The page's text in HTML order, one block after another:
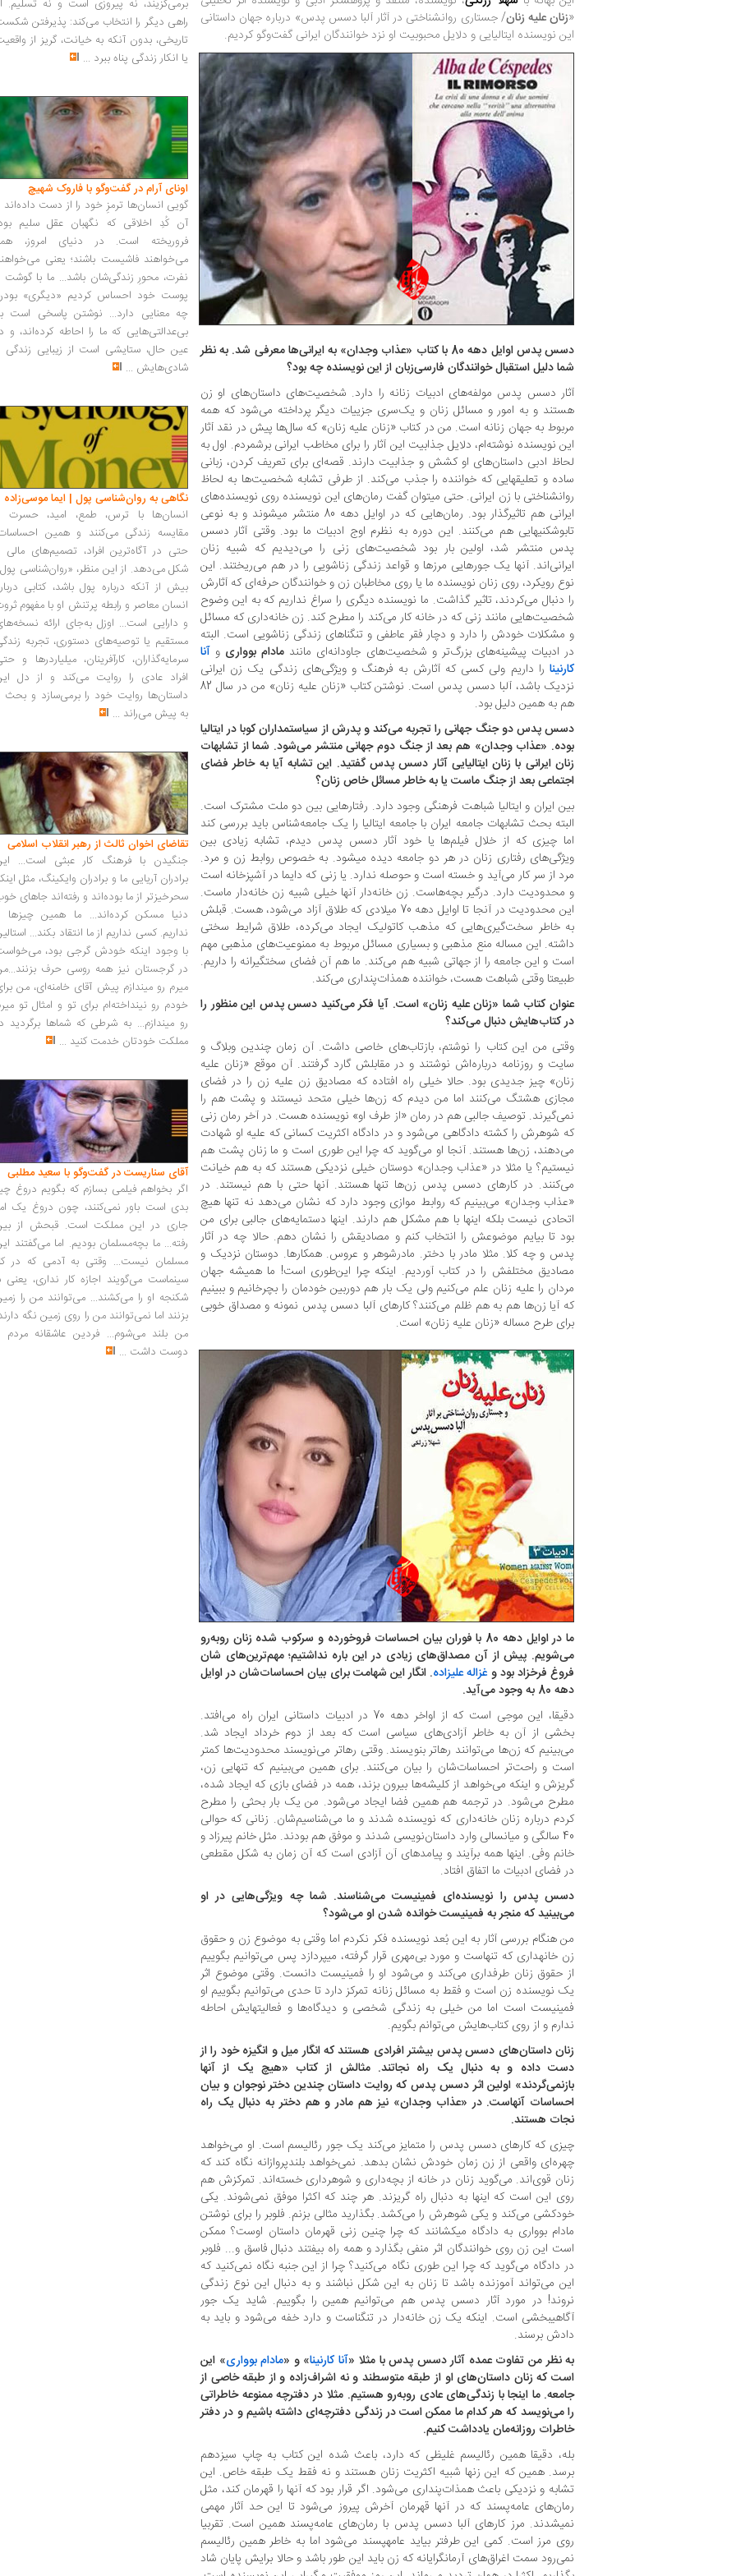
«زنان علیه زنان/ جستاری روانشناختی در آثار آلبا دسس پدس» درباره جهان داستانی
این نویسنده ایتالیایی و دلایل محبوبیت او نزد خوانندگان ایرانی گفت‌وگو کردیم.
دسس پدس اوایل دهه 80 با کتاب «عذاب وجدان» به ایرانی‌ها معرفی شد. به نظر
شما دلیل استقبال خوانندگان فارسی‌زبان از این نویسنده چه بود؟
آثار دسس پدس مولفه‌های ادبیات زنانه را دارد. شخصیت‌های‌ داستان‌های او زن‌
هستند و به امور و مسائل زنان و یک‌سری جزییات دیگر پرداخته می‌شود که همه
مربوط به جهان زنانه است. من در کتاب «زنان علیه زنان» که سال‌ها پیش در نقد آثار
این نویسنده نوشته‌ام، دلایل جذابیت این آثار را برای مخاطب ایرانی برشمردم. اول به
لحاظ ادبی داستان‌های او کشش و جذابیت دارند. قصه‌ای برای تعریف کردن، زبانی
ساده و تعلیق‏هایی که خواننده را جذب می‌کند. از طرفی تشابه شخصیت‌ها به لحاظ
روانشناختی با زن ایرانی. حتی می‏توان گفت رمان‌های این نویسنده روی نویسنده‌های
ایرانی هم تاثیرگذار بود. رمان‌هایی‌ که در اوایل دهه 80 منتشر می‏شوند و به نوعی
تابوشکنی‏هایی هم می‌کنند. این دوره به نظرم اوج ادبیات ما بود. وقتی آثار دسس
پدس منتشر شد، اولین ‌بار بود شخصیت‌های زنی را می‌دیدیم که شبیه زنان
ایرانی‌اند. آنها یک جورهایی مرزها و قواعد زندگی زناشویی را در هم می‌ریختند. این
نوع رویکرد، روی زنان نویسنده ما یا روی مخاطبان زن و خوانندگان حرفه‌ای که آثارش
را دنبال می‌کردند، تاثیر گذاشت. ما نویسنده دیگری را سراغ نداریم که به این وضوح
شخصیت‌هایی مانند زنی که در خانه کار می‌کند را مطرح کند. زن خانه‌داری که مسائل
و مشکلات خودش را دارد و دچار فقر عاطفی و تنگناهای زندگی زناشویی است. البته
در ادبیات پیشینه‌های بزرگ‌تر و شخصیت‌های جاودانه‌ای مانند مادام بوواری و آنا
کارنینا را داریم ولی کسی که آثارش به فرهنگ و ویژگی‌های زندگی یک زن ایرانی
نزدیک باشد، آلبا دسس پدس است. نوشتن کتاب «زنان علیه زنان» من در سال 82
هم به همین دلیل بود.
دسس پدس دو جنگ جهانی را تجربه می‌کند و پدرش از سیاستمداران کوبا در ایتالیا
بوده. «عذاب وجدان» هم بعد از جنگ دوم جهانی منتشر می‌شود. شما از تشابهات
زنان ایرانی با زنان ایتالیایی آثار دسس پدس گفتید. این تشابه آیا به خاطر فضای
اجتماعی بعد از جنگ ماست یا به خاطر مسائل خاص زنان؟
بین ایران و ایتالیا شباهت فرهنگی وجود دارد. رفتارهایی بین دو ملت مشترک است.
البته بحث تشابهات جامعه ایران با جامعه ایتالیا را یک جامعه‌شناس باید بررسی کند
اما چیزی که از خلال فیلم‌ها یا خود آثار دسس پدس دیدم، تشابه زیادی بین
ویژگی‌های رفتاری زنان در هر دو جامعه دیده می‏شود. به خصوص روابط زن و مرد.
مرد از سر کار می‌آید و خسته است و حوصله ندارد. یا زنی که دایما در آشپزخانه است
و محدودیت دارد. درگیر بچه‌هاست. زن خانه‌دار آنها خیلی شبیه زن خانه‌دار ماست.
این محدودیت در آنجا تا اوایل دهه 70 میلادی که طلاق آزاد می‌شود، هست. قبلش
به خاطر سخت‌گیری‌هایی که مذهب کاتولیک ایجاد می‌کرده، طلاق شرایط سختی
داشته. این مساله منع مذهبی و بسیاری مسائل مربوط به ممنوعیت‌های مذهبی مهم
است و این جامعه را از جهاتی شبیه هم می‌کند. ما هم آن فضای سختگیرانه را داریم.
طبیعتا وقتی شباهت هست، خواننده همذات‌پنداری می‌کند.
عنوان کتاب شما «زنان علیه زنان» است. آیا فکر می‌کنید دسس پدس این منظور را
در کتاب‌هایش دنبال می‌کند؟
وقتی من این کتاب را نوشتم، بازتاب‌های خاصی داشت. آن زمان چندین وبلاگ و
سایت و روزنامه درباره‌اش نوشتند و در مقابلش گارد گرفتند. آن موقع «زنان علیه
زنان» چیز جدیدی بود. حالا خیلی راه افتاده که مصادیق زن علیه زن را در فضای
مجازی هشتگ می‌کنند اما من دیدم که زن‌ها خیلی متحد نیستند و پشت هم را
نمی‌گیرند. توصیف جالبی هم در رمان «از طرف او» نویسنده هست. در آخر رمان زنی
که شوهرش را کشته دادگاهی می‌شود و در دادگاه اکثریت کسانی که علیه او شهادت
می‌دهند، زن‌ها هستند. آنجا او می‌گوید که چرا این ‌طوری است و ما زنان پشت هم
نیستیم؟ یا مثلا در «عذاب وجدان» دوستان خیلی نزدیکی هستند که به هم خیانت
می‌کنند. در کارهای دسس پدس زن‌ها تنها هستند. آنها حتی با هم نیستند. در
«عذاب وجدان» می‌بینیم که روابط موازی وجود دارد که نشان می‌دهد نه تنها هیچ
اتحادی نیست بلکه اینها با هم مشکل هم دارند. اینها دستمایه‌های جالبی برای من
بود تا بیایم موضوعش را انتخاب کنم و مصادیقش را نشان دهم. حالا چه در آثار
پدس و چه کلا. مثلا مادر با دختر. مادرشوهر و عروس. همکارها. دوستان نزدیک و
مصادیق مختلفش را در کتاب آوردیم. اینکه چرا این‌طوری است! ما همیشه جهان
مردان را علیه زنان علم می‌کنیم ولی یک ‌بار هم دوربین خودمان را بچرخانیم و ببینیم
که آیا زن‌ها هم به هم ظلم می‌کنند؟ کارهای آلبا دسس پدس نمونه و مصداق خوبی
برای طرح مساله «زنان علیه زنان» است.
ما در اوایل دهه 80 با فوران بیان احساسات فروخورده و سرکوب شده زنان روبه‌رو
می‌شویم. پیش از آن مصداق‌های زیادی در این باره نداشتیم؛ مهم‌ترین‌های شان
فروغ فرخزاد بود وغزاله علیزاده. انگار این شهامت برای بیان احساسات‌شان در اوایل
دهه 80 به وجود می‌آید.
دقیقا، این موجی است که از اواخر دهه 70 در ادبیات داستانی ایران راه می‌افتد.
بخشی‌ از آن به خاطر آزادی‌های سیاسی است که بعد از دوم خرداد ایجاد شد.
می‌بینیم که زن‌ها می‌توانند رهاتر بنویسند. وقتی رهاتر می‌نویسند محدودیت‌ها کمتر
است و راحت‌تر احساسات‌شان را بیان می‌کنند. برای همین می‌بینیم که تنهایی زن،
گریزش و اینکه می‌خواهد از کلیشه‌ها بیرون بزند، همه در فضای بازی که ایجاد شده،
مطرح می‌شود. در ترجمه هم همین فضا ایجاد می‌شود. من یک ‌بار بحثی را مطرح
کردم درباره زنان خانه‌داری که نویسنده شدند و ما می‌شناسیم‌شان. زنانی که حوالی
40 سالگی و میانسالی وارد داستان‌نویسی شدند و موفق هم بودند. مثل خانم پیرزاد و
خانم وفی. اینها همه برآیند و پیامدهای آن آزادی است که آن زمان به شکل مقطعی
در فضای ادبیات ما اتفاق افتاد.
دسس پدس را نویسنده‌ای فمینیست می‌شناسند. شما چه ویژگی‌هایی در او
می‌بینید که منجر به فمینیست خوانده شدن او می‌شود؟
من هنگام بررسی آثار به این بُعد نویسنده فکر نکردم اما وقتی به موضوع زن و حقوق
زن خانه‏داری که تنهاست و مورد بی‌مهری قرار گرفته، می‏پردازد پس می‌توانیم بگوییم
از حقوق زنان طرفداری می‌کند و می‌شود او را فمینیست دانست. وقتی موضوع اثر
یک نویسنده زن است و فقط به مسائل زنانه تمرکز دارد تا حدی می‌توانیم بگوییم او
فمینیست است اما من خیلی به زندگی‌ شخصی و دیدگاه‌ها و فعالیت‏هایش احاطه
ندارم و از روی کتاب‌هایش می‌توانم بگویم.
زنان داستان‌های دسس پدس بیشتر افرادی هستند که انگار میل و انگیزه‌ خود را از
دست داده‌ و به دنبال یک راه نجاتند. مثالش از کتاب «هیچ یک از آنها
بازنمی‌گردند» اولین اثر دسس پدس که روایت داستان چندین دختر نوجوان و بیان
احساسات آنهاست. در «عذاب وجدان» نیز هم مادر و هم دختر به دنبال یک راه
نجات هستند.
چیزی که کارهای دسس پدس را متمایز می‌کند یک جور رئالیسم است. او می‌خواهد
چهره‌ای واقعی از زن زمان خودش نشان بدهد. نمی‌خواهد بلندپروازانه نگاه کند که
زنان قوی‌اند. می‌گوید زنان در خانه از بچه‌داری و شوهرداری خسته‌اند. تمرکزش هم
روی این است که اینها به دنبال راه گریزند. هر چند که اکثرا موفق نمی‌شوند. یکی‌
خودکشی می‌کند و یکی شوهرش را می‌کشد. بگذارید مثالی بزنم. فلوبر را برای نوشتن
مادام بوواری به دادگاه می‏کشانند که چرا چنین زنی قهرمان داستان اوست؟ ممکن
است این زن روی خوانندگان اثر منفی بگذارد و همه راه بیفتند دنبال فاسق و... فلوبر
در دادگاه می‌گوید که چرا این طوری نگاه می‌کنید؟ چرا از این جنبه نگاه نمی‌کنید که
این می‌تواند آموزنده باشد تا زنان به این شکل نباشند و به دنبال این نوع زندگی
نروند! در مورد آثار دسس پدس هم می‌توانیم همین را بگوییم. شاید یک جور
آگاهی‏بخشی است. اینکه یک زن خانه‌دار در تنگناست و دارد خفه می‌شود و باید به
دادش برسند.
به نظر من تفاوت عمده آثار دسس پدس با مثلا «آنا کارنینا» و «مادام بوواری» این
است که زنان داستان‌های او از طبقه متوسطند و نه اشراف‌زاده و از‌ طبقه خاصی از
جامعه. ما اینجا با زندگی‌های عادی روبه‌رو هستیم. مثلا در دفترچه ممنوعه خاطراتی
را می‌نویسد که هر کدام ما ممکن است در زندگی دفترچه‌ای داشته باشیم و در دفتر
خاطرات روزانه‌مان یادداشت کنیم.
بله، دقیقا همین رئالیسم غلیظی که دارد، باعث شده این کتاب به چاپ سیزدهم
برسد. همین که این زن‏ها شبیه اکثریت زنان هستند و نه فقط یک طبقه خاص. این
تشابه و نزدیکی باعث همذات‌پنداری می‌شود. اگر قرار بود که آنها را قهرمان کند، مثل
رمان‌های عامه‌پسند که در آنها قهرمان آخرش پیروز می‌شود تا این حد آثار مهمی
نمی‏شدند. مرز کارهای آلبا دسس پدس با رمان‌های عامه‌پسند همین است. تقربیا
روی مرز است. کمی این طرف‏تر بیاید عامه‏پسند می‌شود اما به خاطر همین رئالیسم
نمی‌رود سمت اغراق‌های آرمانگرایانه که زن باید این‌ طور باشد و حالا برایش پایان شاد
برمی‌گزیند، نه پیروزی است و نه تسلیم.
راهی دیگر را انتخاب می‌کند: پذیرفتن
تاریخی، بدون آنکه به خیانت، گریز از
یا انکار زندگی پناه ببرد ...
اونای آرام در گفت‌وگو با فاروک شهیچ‭
گویی انسان‌ها ترمزِ خود را از دست داده‌اند
آن کُدِ اخلاقی که نگهبان عقل سلیم
فروریخته است. در دنیای امروز،
می‌خواهند فاشیست باشند؛ یعنی
نفرت، محورِ زندگی‌شان باشد... ما با گوشت
پوست خود احساس کردیم «دیگری»
چه معنایی دارد... نوشتن پاسخی است
بی‌عدالتی‌هایی که ما را احاطه کرده‌اند، و
عین حال، ستایشی است از زیبایی زندگی
شادی‌هایش ...
نگاهی به روان‌شناسی پول | ایما موسی‌زاده
انسان‌ها با ترس، طمع، امید، حسرت
مقایسه زندگی می‌کنند و همین
حتی در آگاه‌ترین افراد، تصمیم‌های مالی
شکل می‌دهد. از این منظر، «روان‌شناسی
بیش از آنکه درباره پول باشد، کتابی
انسان معاصر و رابطه پرتنش او با مفهوم
و دارایی است... اوزل به‌جای ارائه
مستقیم یا توصیه‌های دستوری، تجربه
سرمایه‌گذاران، کارآفرینان، میلیاردرها و
افراد عادی را روایت می‌کند و از دل
داستان‌ها روایت خود را برمی‌سازد و بحث
به پیش می‌راند ...
تقاضای اخوان ثالث از رهبر انقلاب اسلامی
جنگیدن با فرهنگ کار عبثی است...
برادران آریایی ما و برادران وایکینگ، مثل
سحرخیزتر از ما بوده‌اند و رفته‌اند جاهای
دنیا مسکن کرده‌اند... ما همین چیزها
نداریم. کسی نداریم از ما انتقاد بکند...
با وجود اینکه خودش گرجی بود،
در گرجستان نیز همه روسی حرف
میرم رو میندازم پیش آقای خامنه‌ای، من
خودم رو نینداخته‌ام برای تو و امثال تو
رو میندازم... به شرطی که شماها برگردید
مملکت خودتان خدمت کنید ...
آقای سناریست در گفت‌وگو با سعید مطلبی
اگر بخواهم فیلمی بسازم که بگویم دروغ
بدی است باور نمی‌کنند، چون دروغ یک
جاری در این مملکت است. قبحش از
رفته... ما بچه‌مسلمان بودیم. اما می‌گفتند
مسلمان نیست... وقتی به آدمی که در
سینماست می‌گویند اجازه کار نداری، یعنی
شکنجه او را می‌کشند... می‌توانند من را
بزنند اما نمی‌توانند من را روی زمین نگه
من بلند می‌شوم... فردین عاشقانه مردم
دوست داشت ...